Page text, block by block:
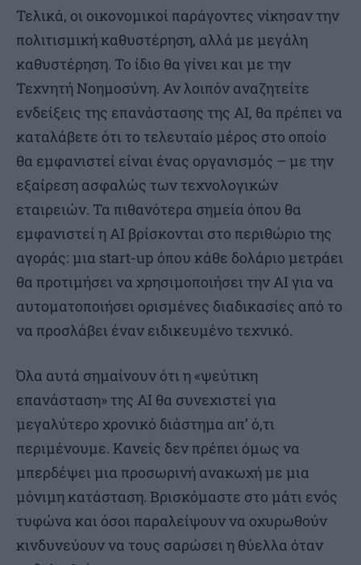
Τελικά, οι οικονομικοί παράγοντες νίκησαν την
πολιτισμική καθυστέρηση, αλλά με μεγάλη
καθυστέρηση. Το ίδιο θα γίνει και με την
Τεχνητή Νοημοσύνη. Αν λοιπόν αναζητείτε
ενδείξεις της επανάστασης της ΑΙ, θα πρέπει να
καταλάβετε ότι το τελευταίο μέρος στο οποίο
θα εμφανιστεί είναι ένας οργανισμός – με την
εξαίρεση ασφαλώς των τεχνολογικών
εταιρειών. Τα πιθανότερα σημεία όπου θα
εμφανιστεί η ΑΙ βρίσκονται στο περιθώριο της
αγοράς: μια start-up όπου κάθε δολάριο μετράει
θα προτιμήσει να χρησιμοποιήσει την ΑΙ για να
αυτοματοποιήσει ορισμένες διαδικασίες από το
να προσλάβει έναν ειδικευμένο τεχνικό.
Όλα αυτά σημαίνουν ότι η «ψεύτικη
επανάσταση» της ΑΙ θα συνεχιστεί για
μεγαλύτερο χρονικό διάστημα απ’ ό,τι
περιμένουμε. Κανείς δεν πρέπει όμως να
μπερδέψει μια προσωρινή ανακωχή με μια
μόνιμη κατάσταση. Βρισκόμαστε στο μάτι ενός
τυφώνα και όσοι παραλείψουν να οχυρωθούν
κινδυνεύουν να τους σαρώσει η θύελλα όταν